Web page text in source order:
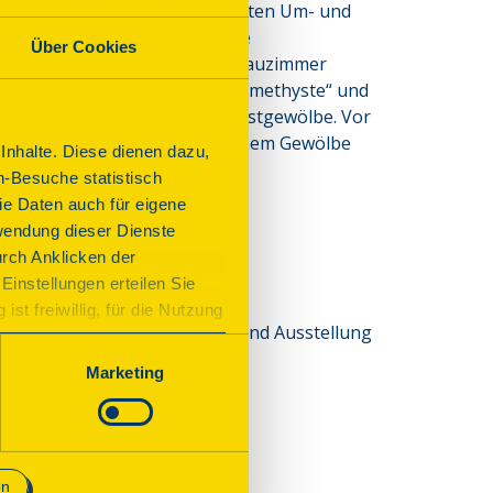
Über Cookies
Diese dienen dazu,
Besuche statistisch
Daten auch für eigene
dieser Dienste
Anklicken der
erteilen Sie
ist freiwillig, für die Nutzung
Sie das Consent Tool
notwendig und für den
Marketing
errichtet. Ab 1500 erfolgten Um- und
Im Inneren sind profilierte
ein Festsaal und ein Trauzimmer
Ausstellungen „Land der Amethyste“ und
Turmsaal und Amethystgewölbe. Vor
Küchenhaus mit historischem Gewölbe
neugestaltetem Turmsaal und Ausstellung